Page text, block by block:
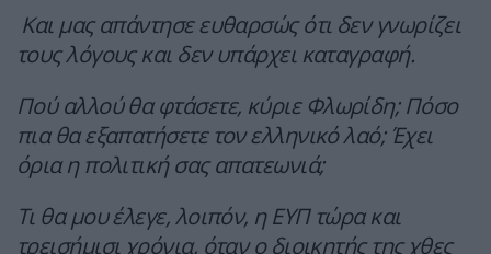
Και μας απάντησε ευθαρσώς ότι δεν γνωρίζει
τους λόγους και δεν υπάρχει καταγραφή.
Πού αλλού θα φτάσετε, κύριε Φλωρίδη; Πόσο
πια θα εξαπατήσετε τον ελληνικό λαό; Έχει
όρια η πολιτική σας απατεωνιά;
Τι θα μου έλεγε, λοιπόν, η ΕΥΠ τώρα και
τρεισήμισι χρόνια, όταν ο διοικητής της χθες